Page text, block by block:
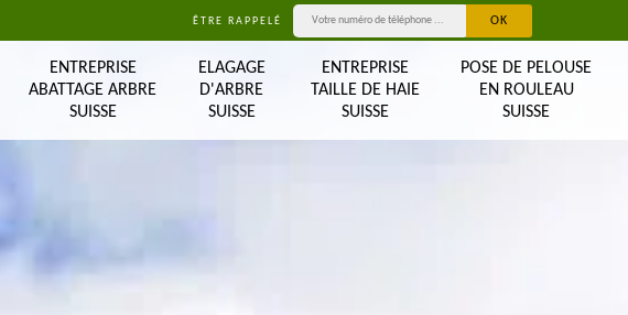
ÊTRE RAPPELÉ
ENTREPRISE
ABATTAGE ARBRE
SUISSE
ELAGAGE
D'ARBRE
SUISSE
ENTREPRISE
TAILLE DE HAIE
SUISSE
POSE DE PELOUSE
EN ROULEAU
SUISSE